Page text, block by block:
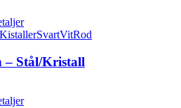
– Stål/Kristall